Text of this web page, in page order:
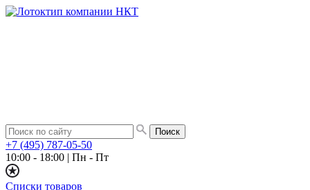
+7 (495) 787-05-50
10:00 - 18:00 | Пн - Пт
Списки товаров